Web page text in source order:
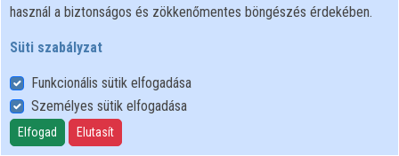
Felhasználói szabályzat
Adatkezelési tájékoztató
Süti szabályzat
használ a biztonságos és zökkenőmentes böngészés érdekében.
Süti szabályzat
Funkcionális sütik elfogadása
Személyes sütik elfogadása
Elfogad Elutasít